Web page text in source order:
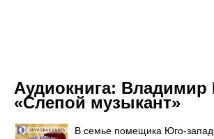
Аудиокнига: Владимир
«Слепой музыкант»
В семье помещика Юго-